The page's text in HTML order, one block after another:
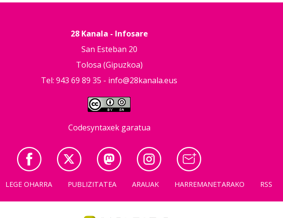
28 Kanala - Infosare
San Esteban 20
Tolosa (Gipuzkoa)
Tel: 943 69 89 35 - info@28kanala.eus
Codesyntaxek garatua
LEGE OHARRA PUBLIZITATEA ARAUAK HARREMANETARAKO RSS